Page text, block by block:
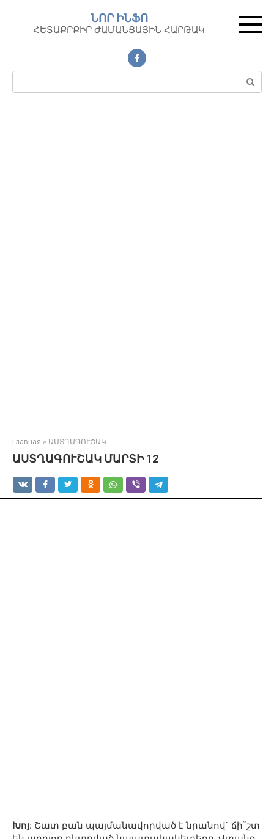
контенту
ՆՈՐ ԻՆՖՈ
ՀԵՏԱՔՐՔԻՐ ԺԱՄԱՆՑԱՅԻՆ ՀԱՐԹԱԿ
Поиск:
Главная » ԱՍՏՂԱԳՈՒՇԱԿ
ԱՍՏՂԱԳՈՒՇԱԿ ՄԱՐՏԻ 12
Խոյ: Շատ բան պայմանավորված է նրանով` ճի՞շտ